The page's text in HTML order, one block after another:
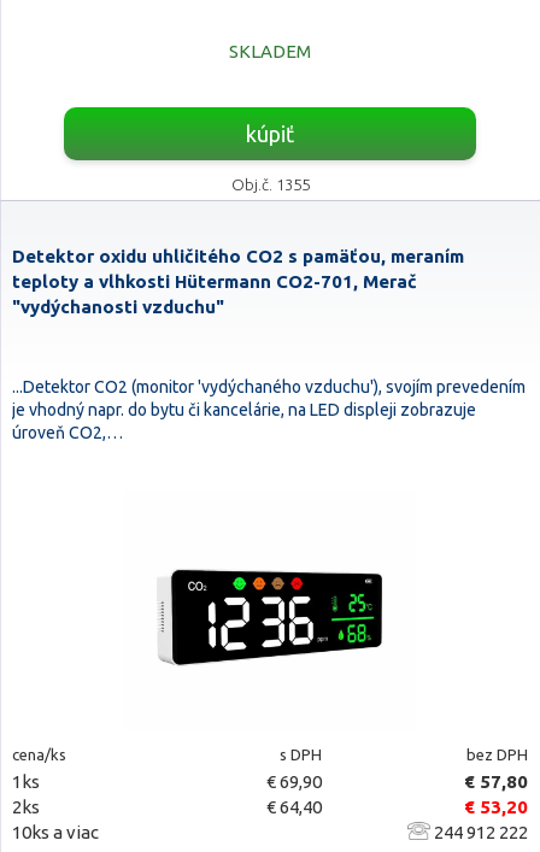
SKLADEM
kúpiť
Obj.č. 1355
Detektor oxidu uhličitého CO2 s pamäťou, meraním
teploty a vlhkosti Hütermann CO2-701, Merač
"vydýchanosti vzduchu"
...Detektor CO2 (monitor 'vydýchaného vzduchu'), svojím prevedením
je vhodný napr. do bytu či kancelárie, na LED displeji zobrazuje
úroveň CO2,…
cena/ks s DPH bez DPH
1ks € 69,90
€ 57,80
2ks
€ 64,40
€ 53,20
10ks a viac
244 912 222